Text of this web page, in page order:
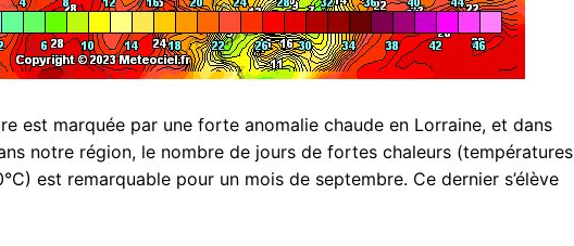
est marquée par une forte anomalie chaude en Lorraine, et dans
notre région, le nombre de jours de fortes chaleurs (températures
est remarquable pour un mois de septembre. Ce dernier s’élève